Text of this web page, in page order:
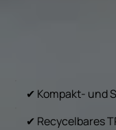
✔ Kompakt- und
✔ Recycelbares